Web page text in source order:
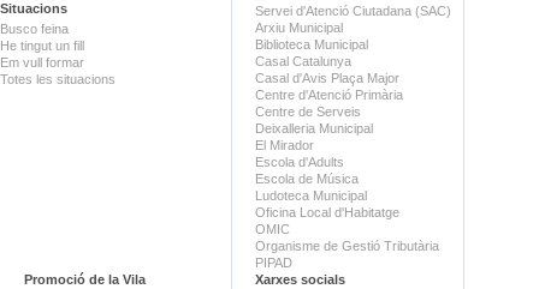
Situacions
Busco feina
He tingut un fill
Em vull formar
Totes les situacions
Servei d'Atenció Ciutadana (SAC)
Arxiu Municipal
Biblioteca Municipal
Casal Catalunya
Casal d'Avis Plaça Major
Centre d'Atenció Primària
Centre de Serveis
Deixalleria Municipal
El Mirador
Escola d'Adults
Escola de Música
Ludoteca Municipal
Oficina Local d'Habitatge
OMIC
Organisme de Gestió Tributària
PIPAD
Promoció de la Vila
Xarxes socials